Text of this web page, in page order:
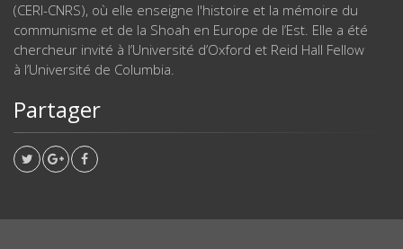
(CERI-CNRS), où elle enseigne l'histoire et la mémoire du
communisme et de la Shoah en Europe de l’Est. Elle a été
chercheur invité à l’Université d’Oxford et Reid Hall Fellow
à l’Université de Columbia.
Partager